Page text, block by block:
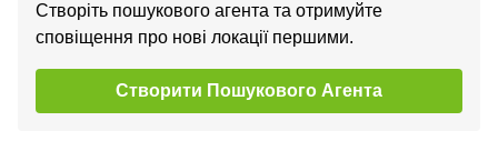
Створіть пошукового агента та отримуйте
сповіщення про нові локації першими.
Створити Пошукового Агента